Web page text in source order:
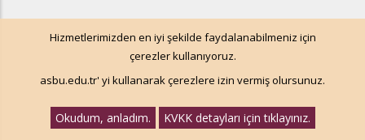
Hizmetlerimizden en iyi şekilde faydalanabilmeniz için
çerezler kullanıyoruz.
asbu.edu.tr' yi kullanarak çerezlere izin vermiş olursunuz.
Okudum, anladım. KVKK detayları için tıklayınız.